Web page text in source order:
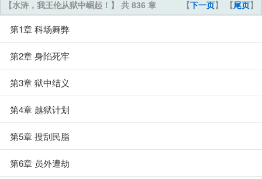
【下一页】 【尾页】
【水浒，我王伦从狱中崛起！】 共 836 章
第1章 科场舞弊
第2章 身陷死牢
第3章 狱中结义
第4章 越狱计划
第5章 搜刮民脂
第6章 员外遭劫